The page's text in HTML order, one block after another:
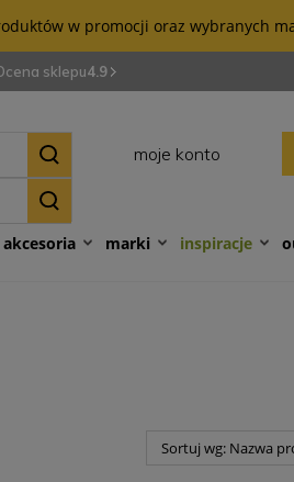
w promocji oraz wybranych
sklepu4.9
moje konto
akcesoria marki inspiracje
Sortuj wg: Nazwa